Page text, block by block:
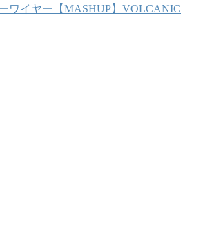
ワイヤー【MASHUP】VOLCANIC